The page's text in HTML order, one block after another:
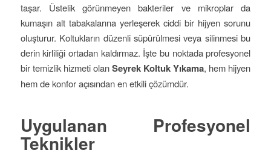
taşar. Üstelik görünmeyen bakteriler ve mikroplar da
kumaşın alt tabakalarına yerleşerek ciddi bir hijyen sorunu
oluşturur. Koltukların düzenli süpürülmesi veya silinmesi bu
derin kirliliği ortadan kaldırmaz. İşte bu noktada profesyonel
bir temizlik hizmeti olanSeyrek Koltuk Yıkama, hem hijyen
hem de konfor açısından en etkili çözümdür.
Uygulanan Profesyonel
Teknikler